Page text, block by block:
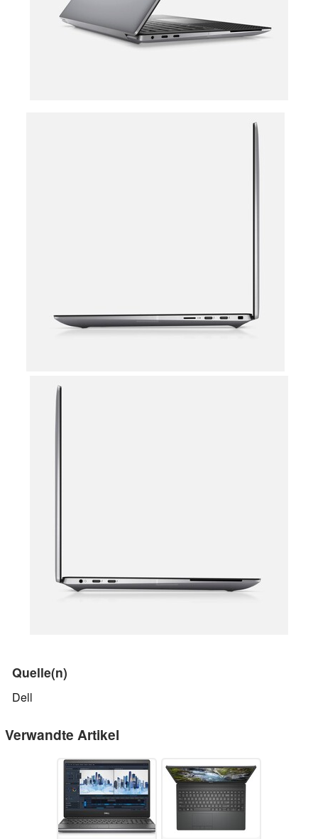
Quelle(n)
Dell
Verwandte Artikel